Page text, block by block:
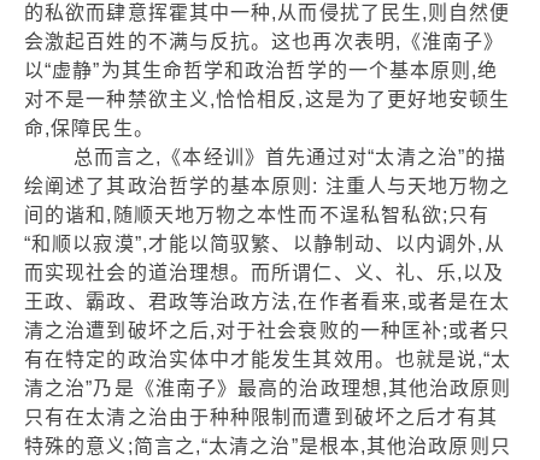
的私欲而肆意挥霍其中一种,从而侵扰了民生,则自然便
会激起百姓的不满与反抗。这也再次表明,《淮南子》
以“虚静”为其生命哲学和政治哲学的一个基本原则,绝
对不是一种禁欲主义,恰恰相反,这是为了更好地安顿生
命,保障民生。
总而言之,《本经训》首先通过对“太清之治”的描
绘阐述了其政治哲学的基本原则: 注重人与天地万物之
间的谐和,随顺天地万物之本性而不逞私智私欲;只有
“和顺以寂漠”,才能以简驭繁、以静制动、以内调外,从
而实现社会的道治理想。而所谓仁、义、礼、乐,以及
王政、霸政、君政等治政方法,在作者看来,或者是在太
清之治遭到破坏之后,对于社会衰败的一种匡补;或者只
有在特定的政治实体中才能发生其效用。也就是说,“太
清之治”乃是《淮南子》最高的治政理想,其他治政原则
只有在太清之治由于种种限制而遭到破坏之后才有其
特殊的意义;简言之,“太清之治”是根本,其他治政原则只